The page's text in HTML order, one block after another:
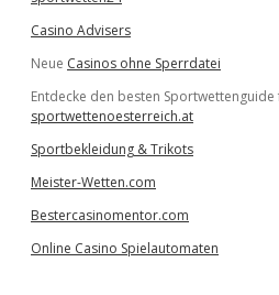
Casino Advisers
Neue Casinos ohne Sperrdatei
Entdecke den besten
sportwettenoesterreich.at
Sportbekleidung & Trikots
Meister-Wetten.com
Bestercasinomentor.com
Online Casino Spielautomaten